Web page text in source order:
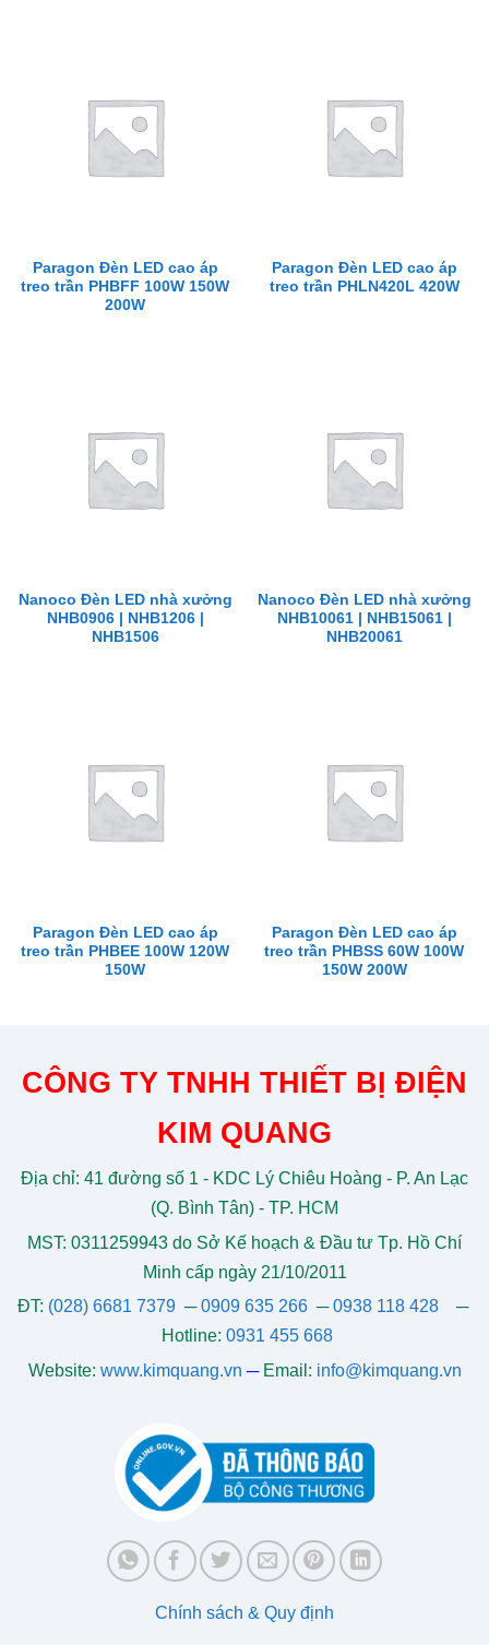
Paragon Đèn LED cao áp
treo trần PHBFF 100W 150W
200W
Paragon Đèn LED cao áp
treo trần PHLN420L 420W
Nanoco Đèn LED nhà xưởng
NHB0906 | NHB1206 |
NHB1506
Nanoco Đèn LED nhà xưởng
NHB10061 | NHB15061 |
NHB20061
Paragon Đèn LED cao áp
treo trần PHBEE 100W 120W
150W
Paragon Đèn LED cao áp
treo trần PHBSS 60W 100W
150W 200W
CÔNG TY TNHH THIẾT BỊ ĐIỆN
KIM QUANG
Địa chỉ: 41 đường số 1 - KDC Lý Chiêu Hoàng - P. An Lạc
(Q. Bình Tân) - TP. HCM
MST: 0311259943 do Sở Kế hoạch & Đầu tư Tp. Hồ Chí
Minh cấp ngày 21/10/2011
ĐT: (028) 6681 7379 ─0909 635 266─0938 118 428─
Hotline: 0931 455 668
Website: www.kimquang.vn ─ Email: info@kimquang.vn
Chính sách & Quy định